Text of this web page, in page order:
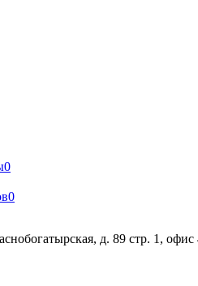
0
0
д. 89 стр. 1, офис